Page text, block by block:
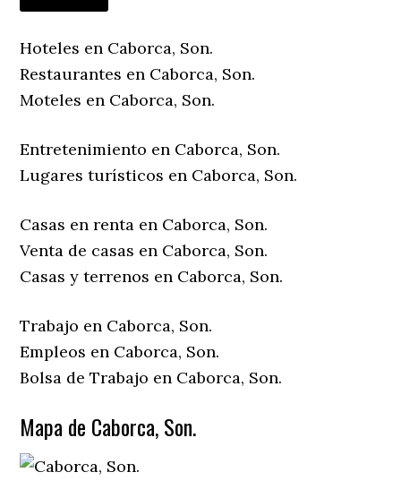
Hoteles en Caborca, Son.
Restaurantes en Caborca, Son.
Moteles en Caborca, Son.
Entretenimiento en Caborca, Son.
Lugares turísticos en Caborca, Son.
Casas en renta en Caborca, Son.
Venta de casas en Caborca, Son.
Casas y terrenos en Caborca, Son.
Trabajo en Caborca, Son.
Empleos en Caborca, Son.
Bolsa de Trabajo en Caborca, Son.
Mapa de Caborca, Son.